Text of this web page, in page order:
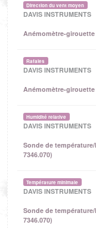
Direction du vent moyen
DAVIS INSTRUMENTS
Anémomètre-girouette
Rafales
DAVIS INSTRUMENTS
Anémomètre-girouette
Humidité relative
DAVIS INSTRUMENTS
Sonde de
7346.070)
Température minimale
DAVIS INSTRUMENTS
Sonde de
7346.070)